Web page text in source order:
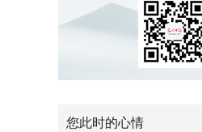
您此时的心情